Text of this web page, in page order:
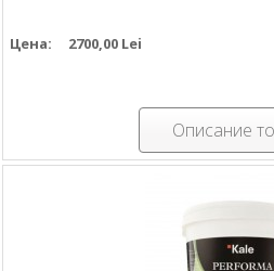
Цена: 2700,00 Lei
Описание